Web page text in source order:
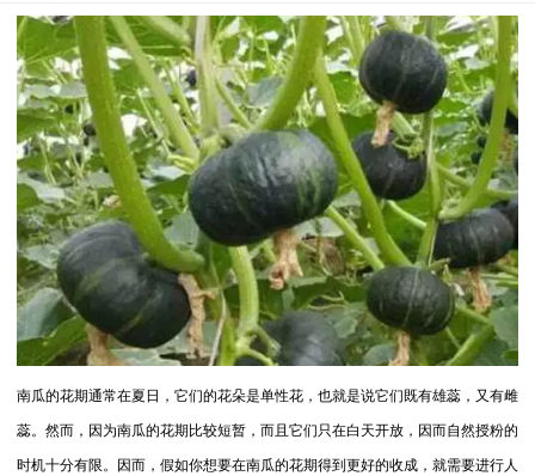
南瓜的花期通常在夏日，它们的花朵是单性花，也就是说它们既有雄蕊，又有雌
蕊。然而，因为南瓜的花期比较短暂，而且它们只在白天开放，因而自然授粉的
时机十分有限。因而，假如你想要在南瓜的花期得到更好的收成，就需要进行人